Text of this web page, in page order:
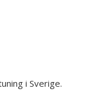
i Sverige.